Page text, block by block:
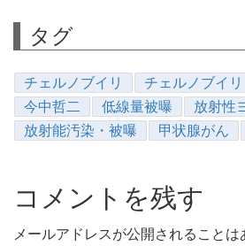
タグ
チェルノブイリ チェルノブイリ
今中哲二
低線量被曝 放射性
放射能汚染・被曝
甲状腺がん
コメントを残す
メールアドレスが公開されることは